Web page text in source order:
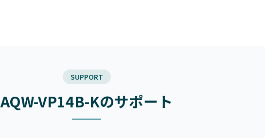
SUPPORT
AQW-VP14B-Kのサポート